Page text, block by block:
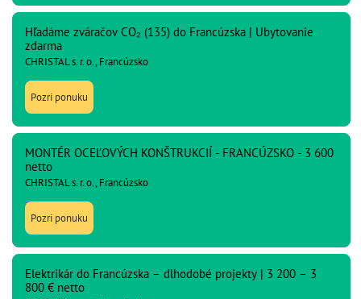
Hľadáme zváračov CO₂ (135) do Francúzska | Ubytovanie
zdarma
CHRISTAL s. r. o., Francúzsko
Pozri ponuku
MONTÉR OCEĽOVÝCH KONŠTRUKCIÍ - FRANCÚZSKO - 3 600
netto
CHRISTAL s. r. o., Francúzsko
Pozri ponuku
Elektrikár do Francúzska – dlhodobé projekty | 3 200 – 3
800 € netto